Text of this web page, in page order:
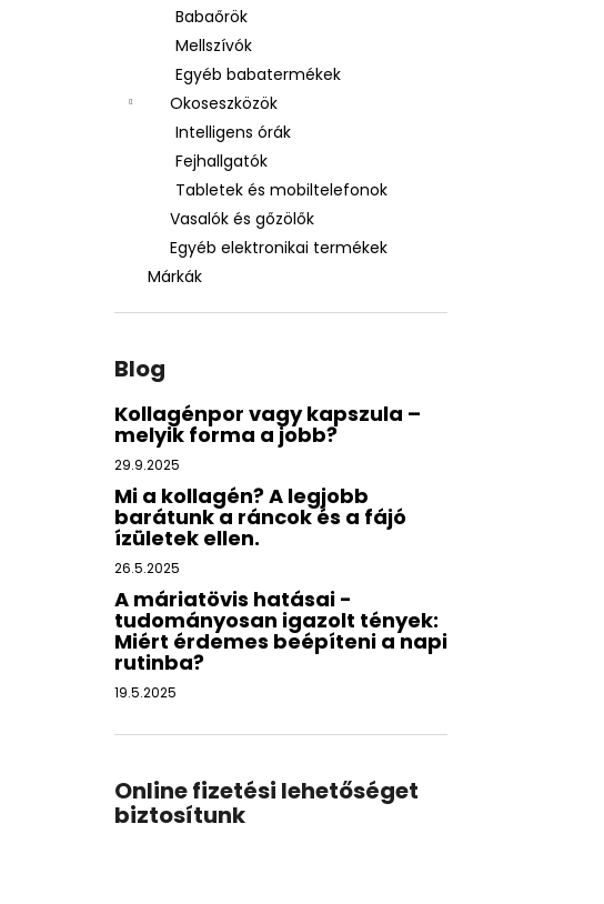
Babaőrök
Mellszívók
Egyéb babatermékek
Okoseszközök
Intelligens órák
Fejhallgatók
Tabletek és mobiltelefonok
Vasalók és gőzölők
Egyéb elektronikai termékek
Márkák
Blog
Kollagénpor vagy kapszula –
melyik forma a jobb?
29.9.2025
Mi a kollagén? A legjobb
barátunk a ráncok és a fájó
ízületek ellen.
26.5.2025
A máriatövis hatásai -
tudományosan igazolt tények:
Miért érdemes beépíteni a napi
rutinba?
19.5.2025
Online fizetési lehetőséget
biztosítunk